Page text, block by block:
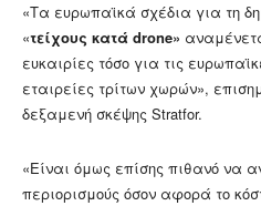
«Τα ευρωπαϊκά σχέδια για τη
«τείχους κατά drone»
ευκαιρίες τόσο για τις
εταιρείες τρίτων χωρών»,
δεξαμενή σκέψης Stratfor.
«Είναι όμως επίσης πιθανό να
περιορισμούς όσον αφορά το